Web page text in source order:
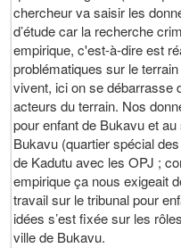
chercheur va saisir les
d’étude car la recherche
empirique, c'est-à-dire est
problématiques sur le
vivent, ici on se débarrasse
acteurs du terrain. Nos
pour enfant de Bukavu et
Bukavu (quartier spécial
de Kadutu avec les OPJ ;
empirique ça nous exigeait
travail sur le tribunal pour
idées s’est fixée sur les
ville de Bukavu.